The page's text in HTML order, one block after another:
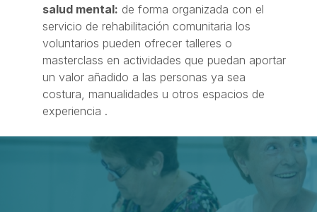
salud mental: de forma organizada con el
servicio de rehabilitación comunitaria los
voluntarios pueden ofrecer talleres o
masterclass en actividades que puedan aportar
un valor añadido a las personas ya sea
costura, manualidades u otros espacios de
experiencia .